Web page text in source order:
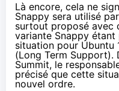
Là encore, cela ne
Snappy sera utilisé
surtout proposé avec
variante Snappy
situation pour Ubuntu
(Long Term Support).
Summit, le
précisé que cette
nouvel ordre.